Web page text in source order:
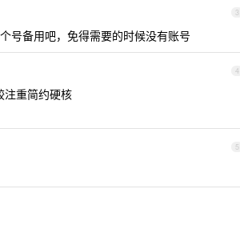
3
号备用吧，免得需要的时候没有账号
4
注重简约硬核
5